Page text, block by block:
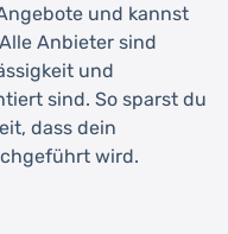
und kannst
Anbieter sind
und
sind. So sparst du
dass dein
wird.